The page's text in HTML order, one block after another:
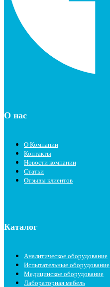
О нас
О Компании
Контакты
Новости компании
Статьи
Отзывы клиентов
Каталог
Аналитическое оборудование
Испытательные оборудование
Медицинское оборудование
Лабораторная мебель